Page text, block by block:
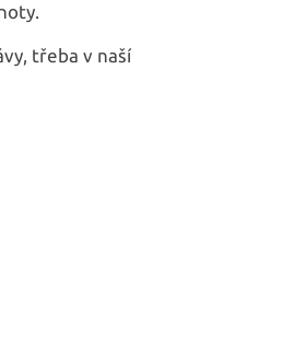
třeba v naší